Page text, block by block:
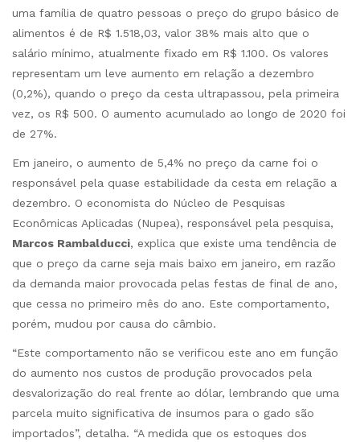
uma família de quatro pessoas o preço do grupo básico de
alimentos é de R$ 1.518,03, valor 38% mais alto que o
salário mínimo, atualmente fixado em R$ 1.100. Os valores
representam um leve aumento em relação a dezembro
(0,2%), quando o preço da cesta ultrapassou, pela primeira
vez, os R$ 500. O aumento acumulado ao longo de 2020 foi
de 27%.
Em janeiro, o aumento de 5,4% no preço da carne foi o
responsável pela quase estabilidade da cesta em relação a
dezembro. O economista do Núcleo de Pesquisas
Econômicas Aplicadas (Nupea), responsável pela pesquisa,
Marcos Rambalducci, explica que existe uma tendência de
que o preço da carne seja mais baixo em janeiro, em razão
da demanda maior provocada pelas festas de final de ano,
que cessa no primeiro mês do ano. Este comportamento,
porém, mudou por causa do câmbio.
“Este comportamento não se verificou este ano em função
do aumento nos custos de produção provocados pela
desvalorização do real frente ao dólar, lembrando que uma
parcela muito significativa de insumos para o gado são
importados”, detalha. “A medida que os estoques dos